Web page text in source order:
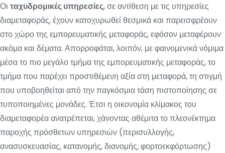
Οι ταχυδρομικές υπηρεσίες, σε αντίθεση με τις υπηρεσίες
διαμεταφοράς, έχουν κατοχυρωθεί θεσμικά και παρεισφρέουν
στο χώρο της εμπορευματικής μεταφοράς, εφόσον μεταφέρουν
ακόμα και δέματα. Απορροφάται, λοιπόν, με φαινομενικά νόμιμα
μέσα το πιο μεγάλο τμήμα της εμπορευματικής μεταφοράς, το
τμήμα που παρέχει προστιθέμενη αξία στη μεταφορά, τη στιγμή
που υποβοηθείται από την παγκόσμια τάση πιστοποίησης σε
τυποποιημένες μονάδες. Έτσι η οικονομία κλίμακος του
διαμεταφορέα ανατρέπεται, χάνοντας αθέμιτα το πλεονέκτημα
παροχής πρόσθετων υπηρεσιών (περισυλλογής,
ανασυσκευασίας, κατανομής, διανομής, φορτοεκφόρτωσης)